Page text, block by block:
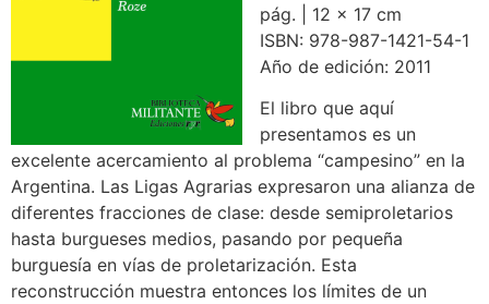
pág. | 12 x 17 cm
ISBN: 978-987-1421-54-1
Año de edición: 2011
El libro que aquí
presentamos es un
excelente acercamiento al problema “campesino” en la
Argentina. Las Ligas Agrarias expresaron una alianza de
diferentes fracciones de clase: desde semiproletarios
hasta burgueses medios, pasando por pequeña
burguesía en vías de proletarización. Esta
reconstrucción muestra entonces los límites de un